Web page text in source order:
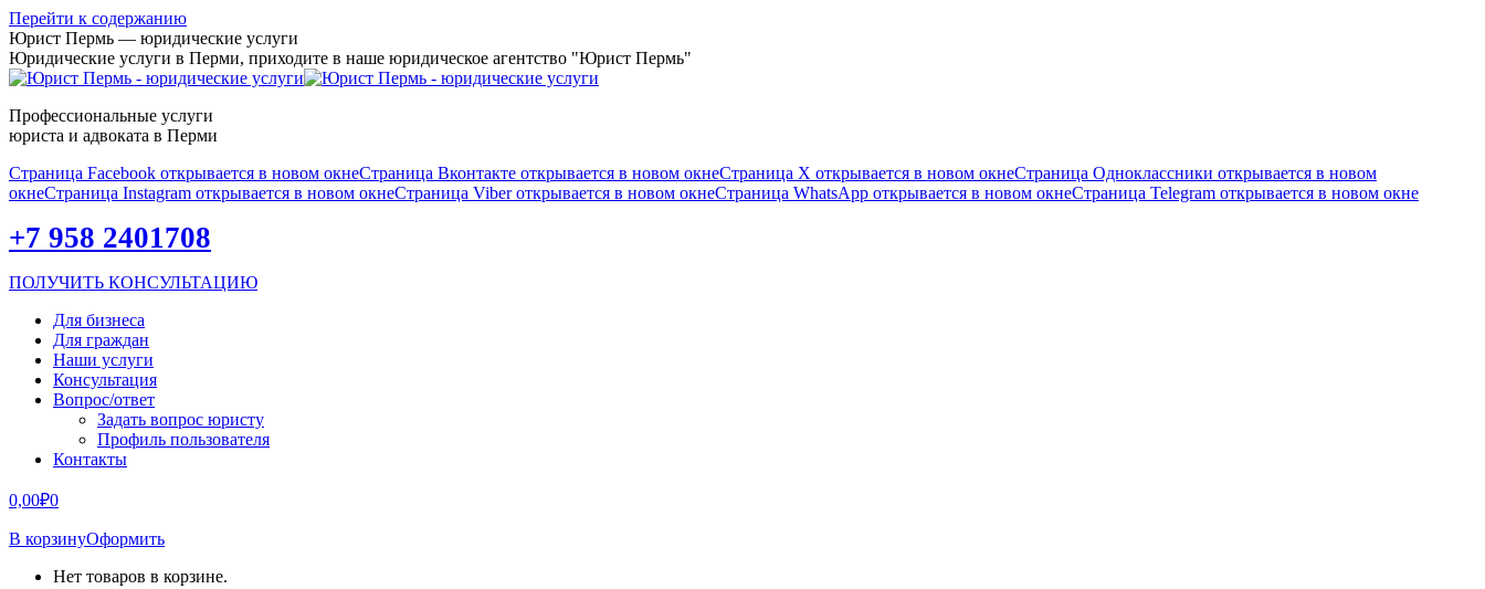
Перейти к содержанию
Юрист Пермь — юридические услуги
Юридические услуги в Перми, приходите в наше юридическое агентство "Юрист Пермь"
Профессиональные услуги
юриста и адвоката в Перми
Страница Facebook открывается в новом окнеСтраница Вконтакте открывается в новом окнеСтраница X открывается в новом окнеСтраница Одноклассники открывается в новом
окнеСтраница Instagram открывается в новом окнеСтраница Viber открывается в новом окнеСтраница WhatsApp открывается в новом окнеСтраница Telegram открывается в новом окне
+7 958 2401708
ПОЛУЧИТЬ КОНСУЛЬТАЦИЮ
Для бизнеса
Для граждан
Наши услуги
Консультация
Вопрос/ответ
Задать вопрос юристу
Профиль пользователя
Контакты
0,00₽0
В корзинуОформить
Нет товаров в корзине.